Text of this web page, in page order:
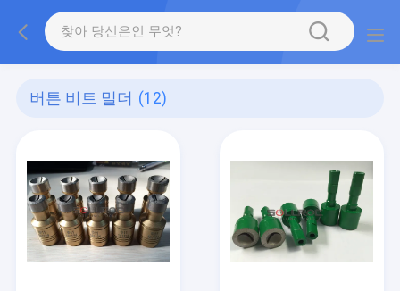
버튼 비트 밀더 (12)